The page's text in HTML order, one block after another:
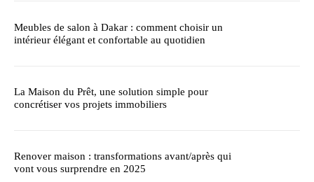
Meubles de salon à Dakar : comment choisir un
intérieur élégant et confortable au quotidien
La Maison du Prêt, une solution simple pour
concrétiser vos projets immobiliers
Renover maison : transformations avant/après qui
vont vous surprendre en 2025